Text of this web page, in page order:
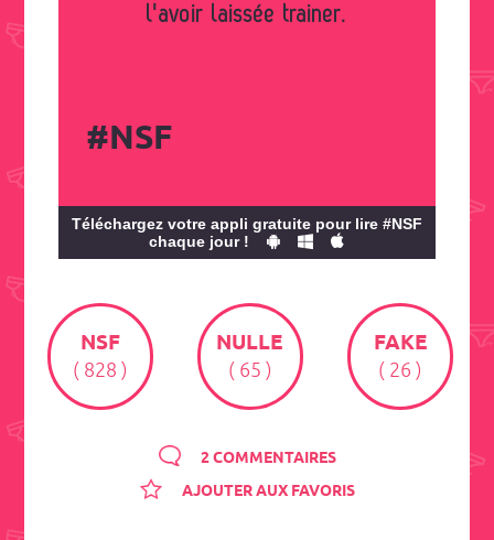
l'avoir laissée trainer.
#NSF
Téléchargez votre appli gratuite pour lire #NSF
chaque jour !
NSF
( 828 )
NULLE
( 65 )
FAKE
( 26 )
2 COMMENTAIRES
AJOUTER AUX FAVORIS